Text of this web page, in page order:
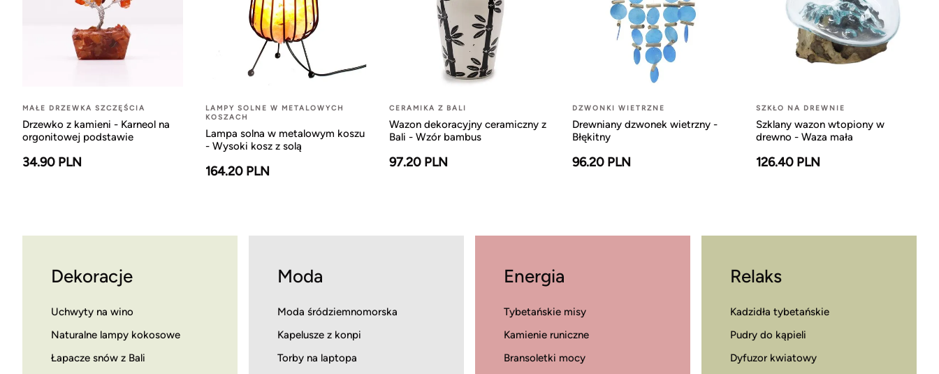
MAŁE DRZEWKA SZCZĘŚCIA
Drzewko z kamieni - Karneol na
orgonitowej podstawie
34.90 PLN
LAMPY SOLNE W METALOWYCH
KOSZACH
Lampa solna w metalowym koszu
- Wysoki kosz z solą
164.20 PLN
CERAMIKA Z BALI
Wazon dekoracyjny ceramiczny z
Bali - Wzór bambus
97.20 PLN
DZWONKI WIETRZNE
Drewniany dzwonek wietrzny -
Błękitny
96.20 PLN
SZKŁO NA DREWNIE
Szklany wazon wtopiony w
drewno - Waza mała
126.40 PLN
Dekoracje
Uchwyty na wino
Naturalne lampy kokosowe
Łapacze snów z Bali
Moda
Moda śródziemnomorska
Kapelusze z konpi
Torby na laptopa
Energia
Tybetańskie misy
Kamienie runiczne
Bransoletki mocy
Relaks
Kadzidła tybetańskie
Pudry do kąpieli
Dyfuzor kwiatowy